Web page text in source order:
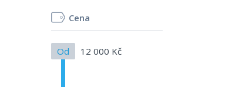
Cena
Od 12 000 Kč